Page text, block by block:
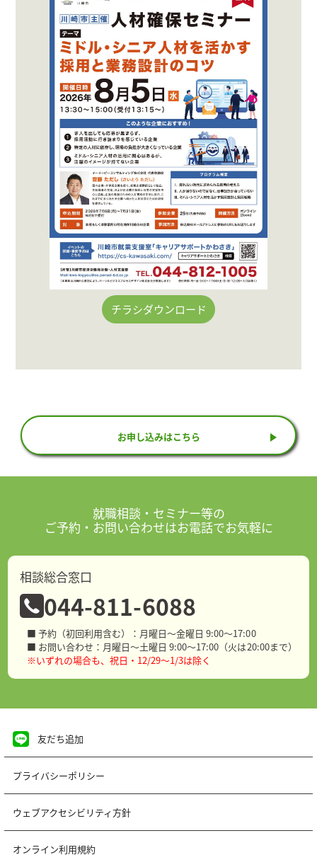
チラシダウンロード
お申し込みはこちら
就職相談・セミナー等の
ご予約・お問い合わせはお電話でお気軽に
相談総合窓口
044-811-6088
■ 予約（初回利用含む）：月曜日～金曜日 9:00～17:00
■ お問い合わせ：月曜日～土曜日 9:00～17:00（火は20:00まで）
※いずれの場合も、祝日・12/29～1/3は除く
友だち追加
プライバシーポリシー
ウェブアクセシビリティ方針
オンライン利用規約